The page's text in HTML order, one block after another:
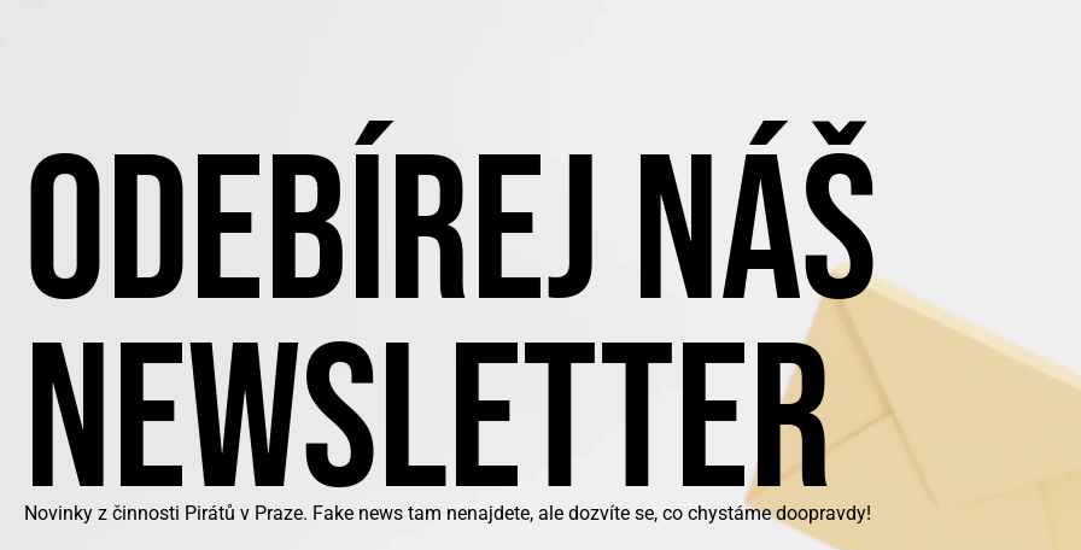
ODEBÍREJ NÁŠ
NEWSLETTER
Novinky z činnosti Pirátů v Praze. Fake news tam nenajdete, ale dozvíte se, co chystáme doopravdy!